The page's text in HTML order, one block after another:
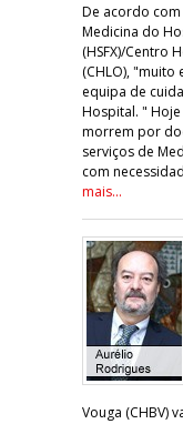
De acordo
Medicina do
(HSFX)/Centro
(CHLO), "muito
equipa de
Hospital. "
morrem por
serviços de
com
mais...
Vouga (CHBV)